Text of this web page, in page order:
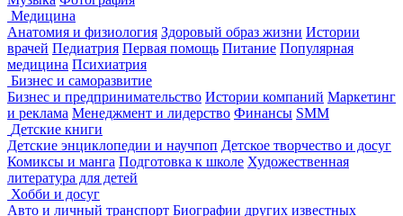
Медицина
Анатомия и физиология Здоровый образ жизни Истории
врачей Педиатрия Первая помощь Питание Популярная
медицина Психиатрия
Бизнес и саморазвитие
Бизнес и предпринимательство Истории компаний Маркетинг
и реклама Менеджмент и лидерство Финансы SMM
Детские книги
Детские энциклопедии и научпоп Детское творчество и досуг
Комиксы и манга Подготовка к школе Художественная
литература для детей
Хобби и досуг
Авто и личный транспорт Биографии других известных